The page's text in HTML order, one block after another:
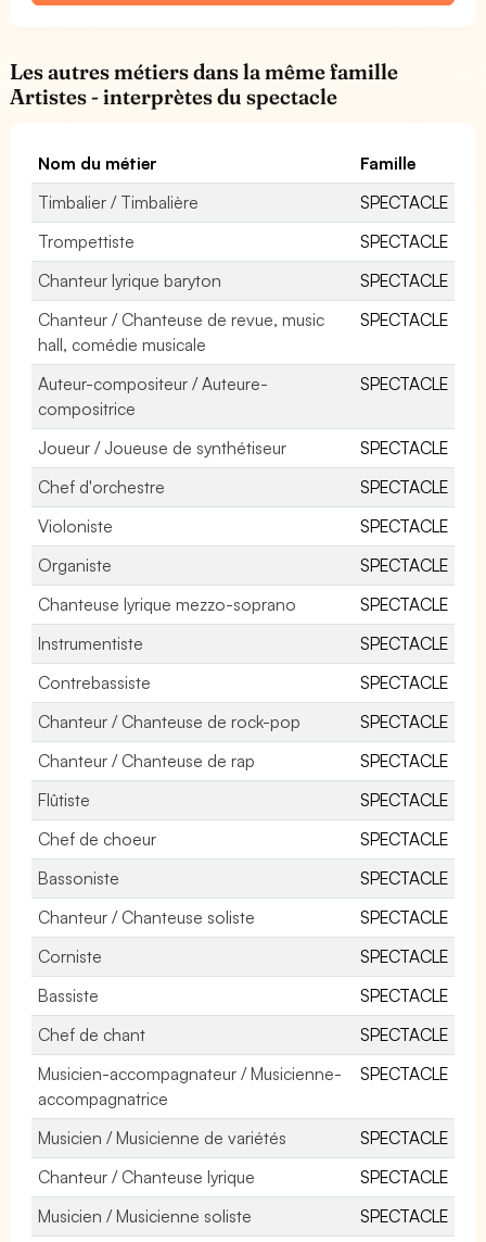
Les autres métiers dans la même famille
Artistes - interprètes du spectacle
Nom du métier
Famille
Timbalier / Timbalière
SPECTACLE
Trompettiste
SPECTACLE
Chanteur lyrique baryton
SPECTACLE
Chanteur / Chanteuse de revue, music
hall, comédie musicale
SPECTACLE
Auteur-compositeur / Auteure-
compositrice
SPECTACLE
Joueur / Joueuse de synthétiseur
SPECTACLE
Chef d'orchestre
SPECTACLE
Violoniste
SPECTACLE
Organiste
SPECTACLE
Chanteuse lyrique mezzo-soprano
SPECTACLE
Instrumentiste
SPECTACLE
Contrebassiste
SPECTACLE
Chanteur / Chanteuse de rock-pop
SPECTACLE
Chanteur / Chanteuse de rap
SPECTACLE
Flûtiste
SPECTACLE
Chef de choeur
SPECTACLE
Bassoniste
SPECTACLE
Chanteur / Chanteuse soliste
SPECTACLE
Corniste
SPECTACLE
Bassiste
SPECTACLE
Chef de chant
SPECTACLE
Musicien-accompagnateur / Musicienne-
accompagnatrice
SPECTACLE
Musicien / Musicienne de variétés
SPECTACLE
Chanteur / Chanteuse lyrique
SPECTACLE
Musicien / Musicienne soliste
SPECTACLE